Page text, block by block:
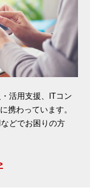
活用支援、ITコン
携わっています。
どでお困りの方